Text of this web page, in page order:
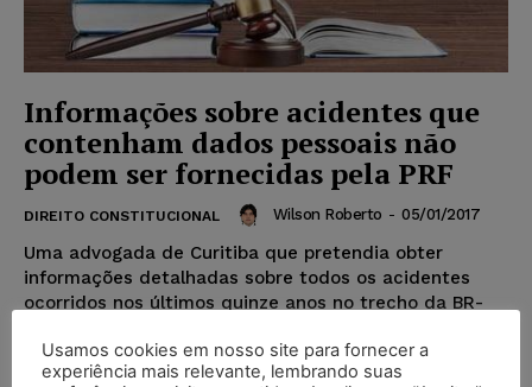
Informações sobre acidentes que
contenham dados pessoais não
podem ser fornecidas pela PRF
DIREITO CONSTITUCIONAL Wilson Roberto - 05/01/2017
Uma advogada de Curitiba que pretendia obter
informações detalhadas sobre todos os acidentes
ocorridos nos últimos quinze anos no trecho da BR-
Usamos cookies em nosso site para fornecer a
experiência mais relevante, lembrando suas